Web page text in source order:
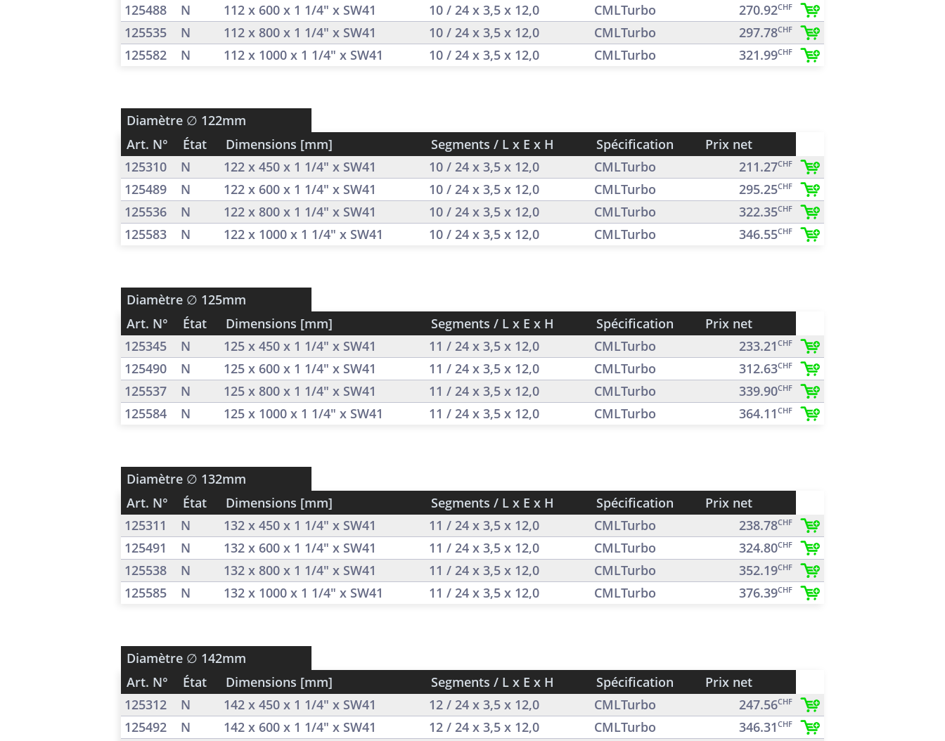
125488 N 112 x 600 x 1 1/4" x SW41 10 / 24 x 3,5 x 12,0 CMLTurbo 270.92CHF
125535 N 112 x 800 x 1 1/4" x SW41 10 / 24 x 3,5 x 12,0 CMLTurbo 297.78CHF
125582 N 112 x 1000 x 1 1/4" x SW41 10 / 24 x 3,5 x 12,0 CMLTurbo 321.99CHF
Diamètre ∅ 122mm
Art. N°
État Dimensions [mm] Segments / L x E x H Spécification
Prix net
125310
N 122 x 450 x 1 1/4" x SW41 10 / 24 x 3,5 x 12,0 CMLTurbo 211.27CHF
125489 N 122 x 600 x 1 1/4" x SW41 10 / 24 x 3,5 x 12,0 CMLTurbo 295.25CHF
125536 N 122 x 800 x 1 1/4" x SW41 10 / 24 x 3,5 x 12,0 CMLTurbo 322.35CHF
125583 N 122 x 1000 x 1 1/4" x SW41 10 / 24 x 3,5 x 12,0 CMLTurbo 346.55CHF
Diamètre ∅ 125mm
Art. N°
État Dimensions [mm] Segments / L x E x H Spécification
Prix net
125345
N 125 x 450 x 1 1/4" x SW41 11 / 24 x 3,5 x 12,0 CMLTurbo 233.21 CHF
125490 N 125 x 600 x 1 1/4" x SW41 11 / 24 x 3,5 x 12,0 CMLTurbo 312.63CHF
125537 N 125 x 800 x 1 1/4" x SW41 11 / 24 x 3,5 x 12,0 CMLTurbo 339.90CHF
125584 N 125 x 1000 x 1 1/4" x SW41 11 / 24 x 3,5 x 12,0 CMLTurbo 364.11 CHF
Diamètre ∅ 132mm
Art. N°
État Dimensions [mm] Segments / L x E x H Spécification
Prix net
125311
N 132 x 450 x 1 1/4" x SW41 11 / 24 x 3,5 x 12,0 CMLTurbo 238.78CHF
125491 N 132 x 600 x 1 1/4" x SW41 11 / 24 x 3,5 x 12,0 CMLTurbo 324.80CHF
125538 N 132 x 800 x 1 1/4" x SW41 11 / 24 x 3,5 x 12,0 CMLTurbo 352.19CHF
125585 N 132 x 1000 x 1 1/4" x SW41 11 / 24 x 3,5 x 12,0 CMLTurbo 376.39CHF
Diamètre ∅ 142mm
Art. N°
État Dimensions [mm] Segments / L x E x H Spécification
Prix net
125312
N 142 x 450 x 1 1/4" x SW41 12 / 24 x 3,5 x 12,0 CMLTurbo 247.56CHF
125492 N 142 x 600 x 1 1/4" x SW41 12 / 24 x 3,5 x 12,0 CMLTurbo 346.31 CHF